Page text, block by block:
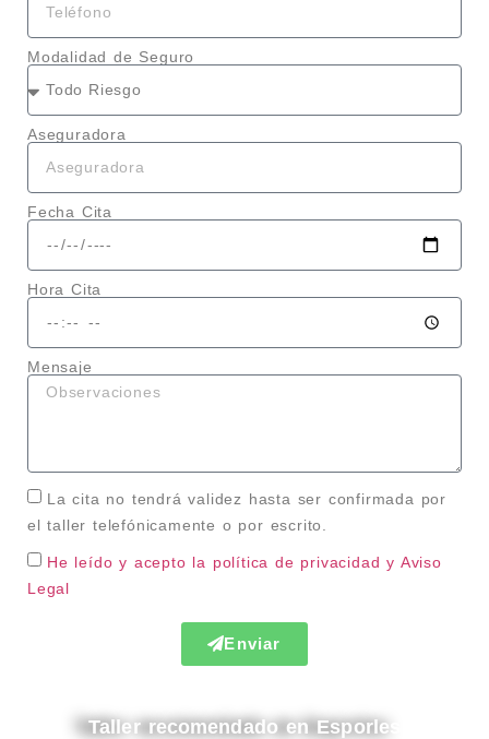
Modalidad de Seguro
Aseguradora
Fecha Cita
Hora Cita
Mensaje
La cita no tendrá validez hasta ser confirmada por
el taller telefónicamente o por escrito.
He leído y acepto la política de privacidad y Aviso
Legal
Enviar
Taller recomendado en Esporles